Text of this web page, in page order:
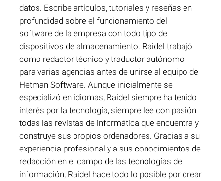
datos. Escribe artículos, tutoriales y reseñas en
profundidad sobre el funcionamiento del
software de la empresa con todo tipo de
dispositivos de almacenamiento. Raidel trabajó
como redactor técnico y traductor autónomo
para varias agencias antes de unirse al equipo de
Hetman Software. Aunque inicialmente se
especializó en idiomas, Raidel siempre ha tenido
interés por la tecnología, siempre lee con pasión
todas las revistas de informática que encuentra y
construye sus propios ordenadores. Gracias a su
experiencia profesional y a sus conocimientos de
redacción en el campo de las tecnologías de
información, Raidel hace todo lo posible por crear